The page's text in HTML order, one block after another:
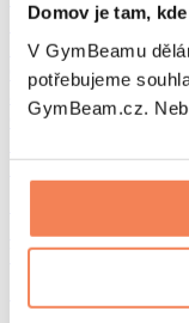
Domov je tam,
V GymBeamu
potřebujeme
GymBeam.cz.
Běh
Bojové sporty
Cyklistika
Jóga a pilates
Otužování
Turistika
Red Light Therapy
Vodní filtry a